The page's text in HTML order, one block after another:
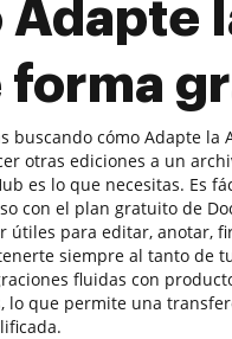
Adapte
forma
buscando cómo Adapte
otras ediciones a un
es lo que necesitas. Es
con el plan gratuito de
útiles para editar, anotar,
siempre al tanto de
fluidas con
lo que permite una